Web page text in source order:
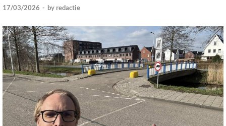
17/03/2026 - by redactie